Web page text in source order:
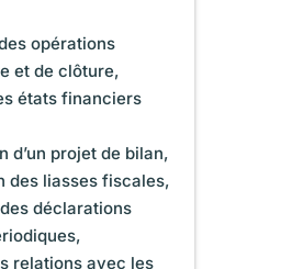
opérations
et de clôture,
états financiers
d’un projet de bilan,
des liasses fiscales,
déclarations
relations avec les